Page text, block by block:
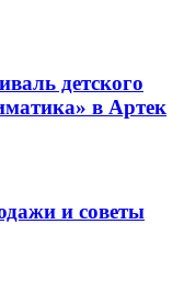
детского
в Артек
и советы